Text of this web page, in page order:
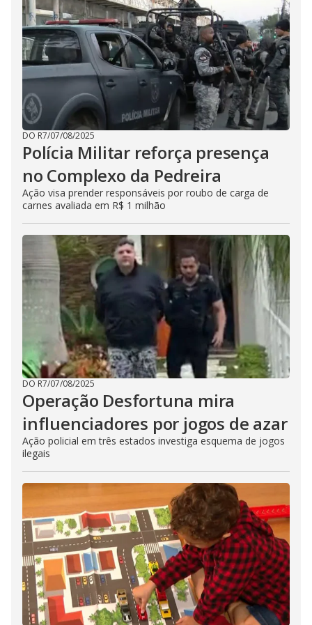
DO R7/07/08/2025
Polícia Militar reforça presença
no Complexo da Pedreira
Ação visa prender responsáveis por roubo de carga de
carnes avaliada em R$ 1 milhão
DO R7/07/08/2025
Operação Desfortuna mira
influenciadores por jogos de azar
Ação policial em três estados investiga esquema de jogos
ilegais